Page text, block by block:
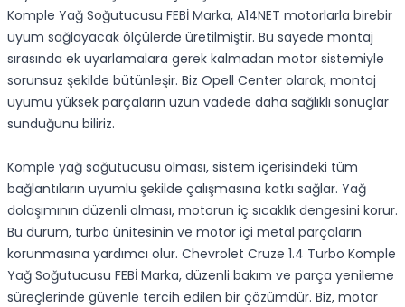
Komple Yağ Soğutucusu FEBİ Marka, A14NET motorlarla birebir
uyum sağlayacak ölçülerde üretilmiştir. Bu sayede montaj
sırasında ek uyarlamalara gerek kalmadan motor sistemiyle
sorunsuz şekilde bütünleşir. Biz Opell Center olarak, montaj
uyumu yüksek parçaların uzun vadede daha sağlıklı sonuçlar
sunduğunu biliriz.
Komple yağ soğutucusu olması, sistem içerisindeki tüm
bağlantıların uyumlu şekilde çalışmasına katkı sağlar. Yağ
dolaşımının düzenli olması, motorun iç sıcaklık dengesini korur.
Bu durum, turbo ünitesinin ve motor içi metal parçaların
korunmasına yardımcı olur. Chevrolet Cruze 1.4 Turbo Komple
Yağ Soğutucusu FEBİ Marka, düzenli bakım ve parça yenileme
süreçlerinde güvenle tercih edilen bir çözümdür. Biz, motor